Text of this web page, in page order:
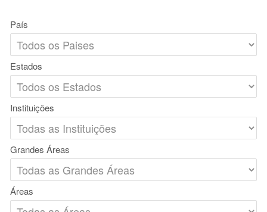
País
Estados
Instituições
Grandes Áreas
Áreas